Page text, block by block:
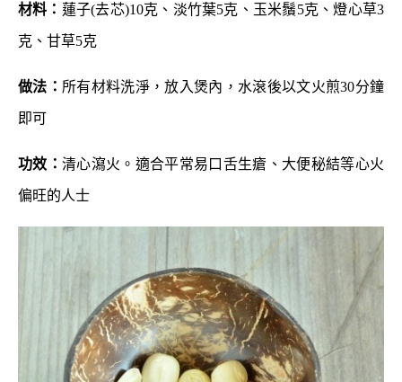
材料： 蓮子(去芯)10克、淡竹葉5克、玉米鬚5克、燈心草3
克、甘草5克
做法： 所有材料洗淨，放入煲內，水滾後以文火煎30分鐘
即可
功效： 清心瀉火。適合平常易口舌生瘡、大便秘結等心火
偏旺的人士